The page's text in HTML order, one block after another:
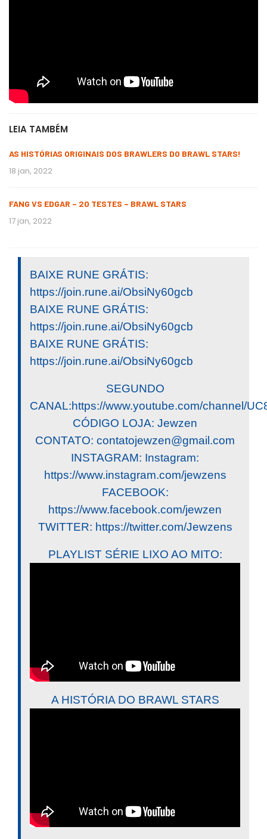
LEIA TAMBÉM
AS HISTÓRIAS ORIGINAIS DOS BRAWLERS DO BRAWL STARS!
18 jan, 2022
FANG VS EDGAR – 20 TESTES – BRAWL STARS
17 jan, 2022
BAIXE RUNE GRÁTIS:
https://join.rune.ai/ObsiNy60gcb
BAIXE RUNE GRÁTIS:
https://join.rune.ai/ObsiNy60gcb
BAIXE RUNE GRÁTIS:
https://join.rune.ai/ObsiNy60gcb
SEGUNDO
CANAL:https://www.youtube.com/channel/
CÓDIGO LOJA: Jewzen
CONTATO: contatojewzen@gmail.com
INSTAGRAM: Instagram:
https://www.instagram.com/jewzens
FACEBOOK:
https://www.facebook.com/jewzen
TWITTER: https://twitter.com/Jewzens
PLAYLIST SÉRIE LIXO AO MITO:
A HISTÓRIA DO BRAWL STARS